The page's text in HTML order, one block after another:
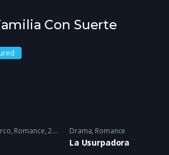
Con Suerte
, Romance 2022 - 2022 Drama, Romance
La Usurpadora